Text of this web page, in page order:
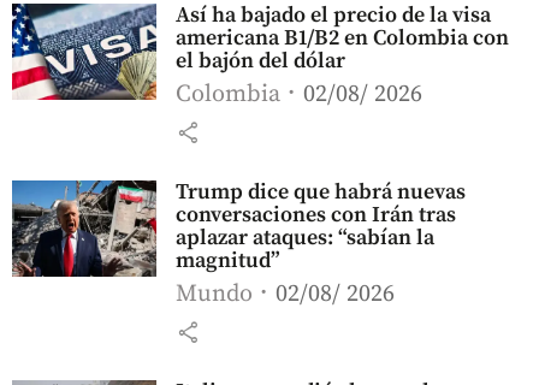
Así ha bajado el precio de la visa
americana B1/B2 en Colombia con
el bajón del dólar
Colombia 02/08/ 2026
share
Trump dice que habrá nuevas
conversaciones con Irán tras
aplazar ataques: “sabían la
magnitud”
Mundo 02/08/ 2026
share